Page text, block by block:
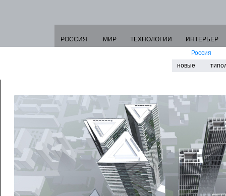
РОССИЯ МИР ТЕХНОЛОГИИ
ИНТЕРЬЕР
Россия
новые